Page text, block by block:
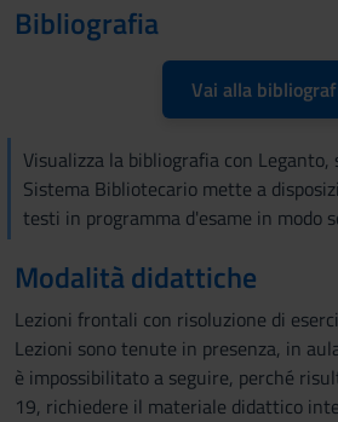
Bibliografia
Vai alla
Visualizza la bibliografia con
Sistema Bibliotecario mette a
testi in programma d'esame in modo
Modalità didattiche
Lezioni frontali con risoluzione di
Lezioni sono tenute in presenza, in
è impossibilitato a seguire, perché
19, richiedere il materiale didattico